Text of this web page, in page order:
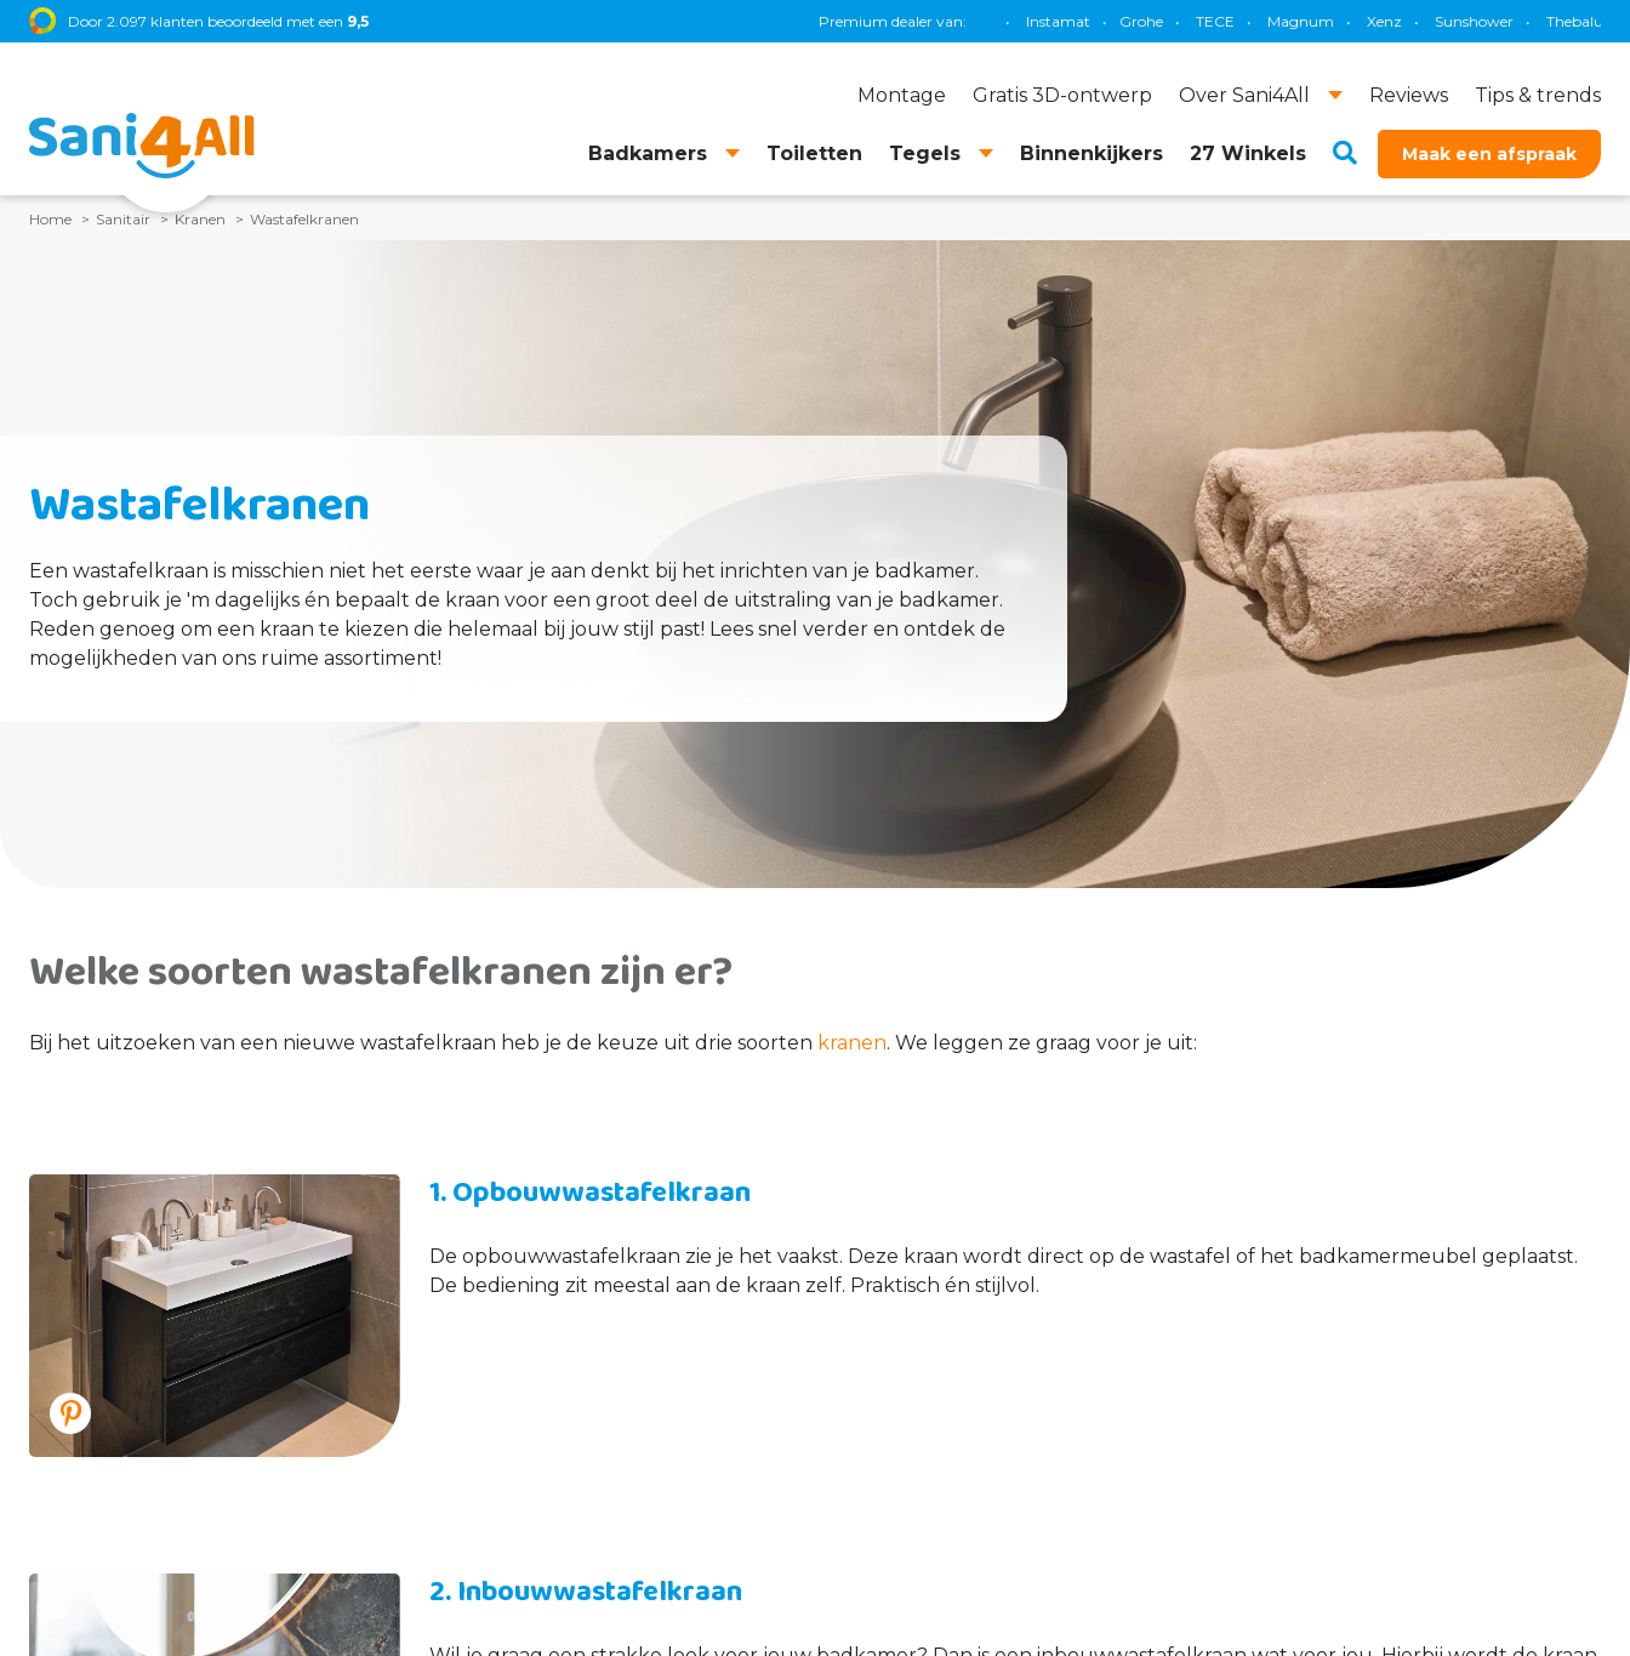
Door 2.097 klanten beoordeeld met een 9,5 Premium dealer van: Grohe • TECE • Magnum • Xenz • Sunshower • Thebalux • Brauer •
Montage Gratis 3D-ontwerp Over Sani4All Reviews Tips & trends
Badkamers Toiletten Tegels Binnenkijkers 27 Winkels Maak een afspraak
Home Sanitair Kranen Wastafelkranen
Wastafelkranen
Een wastafelkraan is misschien niet het eerste waar je aan denkt bij het inrichten van je badkamer.
Toch gebruik je 'm dagelijks én bepaalt de kraan voor een groot deel de uitstraling van je badkamer.
Reden genoeg om een kraan te kiezen die helemaal bij jouw stijl past! Lees snel verder en ontdek de
mogelijkheden van ons ruime assortiment!
Welke soorten wastafelkranen zijn er?
Bij het uitzoeken van een nieuwe wastafelkraan heb je de keuze uit drie soorten kranen. We leggen ze graag voor je uit:
1. Opbouwwastafelkraan
De opbouwwastafelkraan zie je het vaakst. Deze kraan wordt direct op de wastafel of het badkamermeubel geplaatst.
De bediening zit meestal aan de kraan zelf. Praktisch én stijlvol.
2. Inbouwwastafelkraan